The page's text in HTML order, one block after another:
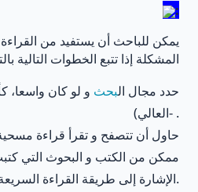
:
يمكن للباحث أن يستفيد من
المشكلة إذا تتبع الخطوات التالية
حدد مجال البحث و لو كان واسعا،
العالي)- .
ممكن من الكتب و البحوث التي
الإشارة إلى طريقة القراءة السريعة).